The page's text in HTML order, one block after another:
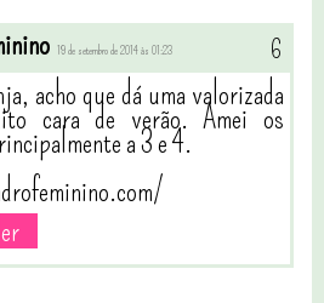
19 de setembro de 2014 às 01:23
acho que dá uma valorizada
cara de verão. Amei os
a 3 e 4.